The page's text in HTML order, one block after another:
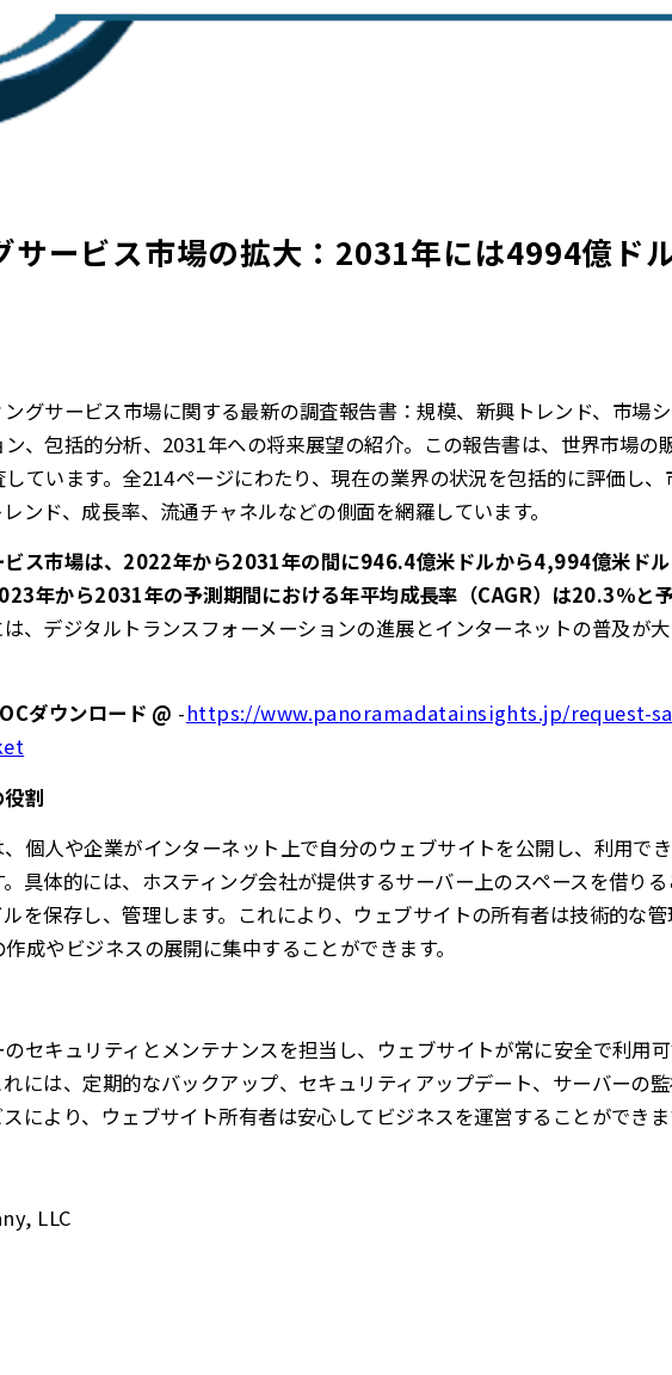
サービス市場の拡大：2031年には4994億ド
グサービス市場に関する最新の調査報告書：規模、新興トレンド、市場シ
、包括的分析、2031年への将来展望の紹介。この報告書は、世界市場の
ています。全214ページにわたり、現在の業界の状況を包括的に評価し、
ンド、成長率、流通チャネルなどの側面を網羅しています。
ビス市場は、2022年から2031年の間に946.4億米ドルから4,994億米ド
年から2031年の予測期間における年平均成長率（CAGR）は20.3％と
、デジタルトランスフォーメーションの進展とインターネットの普及が
ダウンロード @ -https://www.panoramadatainsights.jp/request-
割
個人や企業がインターネット上で自分のウェブサイトを公開し、利用で
具体的には、ホスティング会社が提供するサーバー上のスペースを借り
を保存し、管理します。これにより、ウェブサイトの所有者は技術的な
成やビジネスの展開に集中することができます。
セキュリティとメンテナンスを担当し、ウェブサイトが常に安全で利用
には、定期的なバックアップ、セキュリティアップデート、サーバーの
により、ウェブサイト所有者は安心してビジネスを運営することができま
LLC